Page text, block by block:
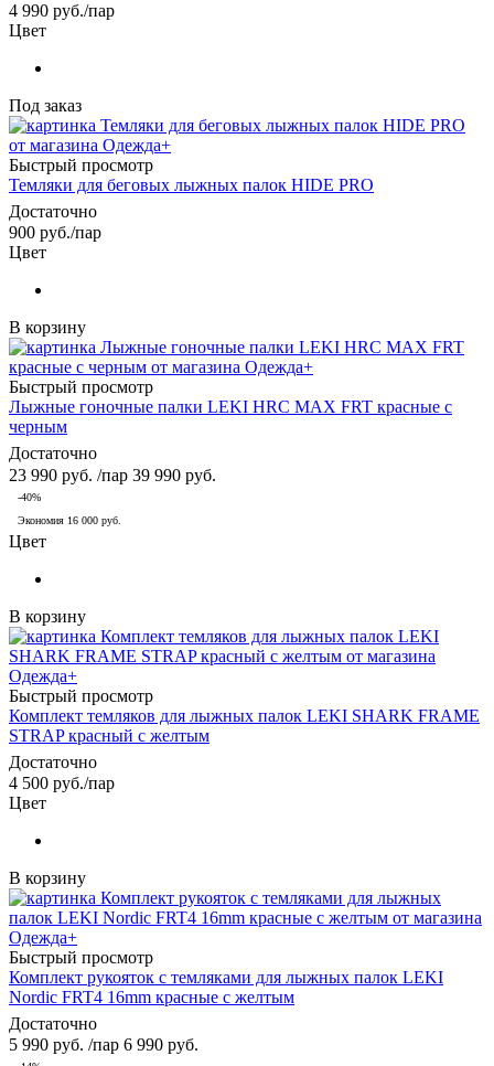
4 990 руб./пар
Цвет
Под заказ
Быстрый просмотр
Темляки для беговых лыжных палок HIDE PRO
Достаточно
900 руб./пар
Цвет
В корзину
Быстрый просмотр
Лыжные гоночные палки LEKI HRC MAX FRT красные с
черным
Достаточно
23 990 руб. /пар 39 990 руб.
-40%
Экономия 16 000 руб.
Цвет
В корзину
Быстрый просмотр
Комплект темляков для лыжных палок LEKI SHARK FRAME
STRAP красный с желтым
Достаточно
4 500 руб./пар
Цвет
В корзину
Быстрый просмотр
Комплект рукояток с темляками для лыжных палок LEKI
Nordic FRT4 16mm красные с желтым
Достаточно
5 990 руб. /пар 6 990 руб.